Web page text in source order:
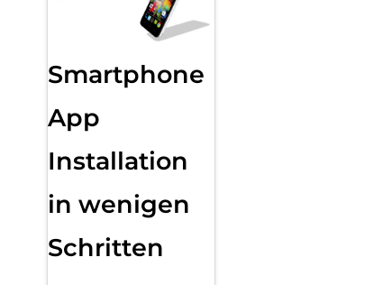
Smartphone
App
Installation
in wenigen
Schritten